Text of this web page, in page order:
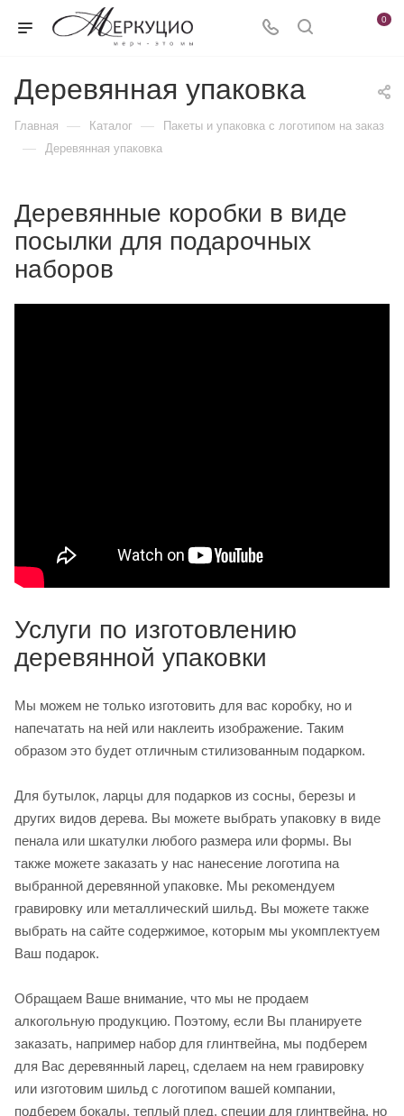
0
Деревянная упаковка
Главная — Каталог — Пакеты и упаковка с логотипом на заказ
— Деревянная упаковка
Деревянные коробки в виде
посылки для подарочных
наборов
Услуги по изготовлению
деревянной упаковки
Мы можем не только изготовить для вас коробку, но и
напечатать на ней или наклеить изображение. Таким
образом это будет отличным стилизованным подарком.
Для бутылок, ларцы для подарков из сосны, березы и
других видов дерева. Вы можете выбрать упаковку в виде
пенала или шкатулки любого размера или формы. Вы
также можете заказать у нас нанесение логотипа на
выбранной деревянной упаковке. Мы рекомендуем
гравировку или металлический шильд. Вы можете также
выбрать на сайте содержимое, которым мы укомплектуем
Ваш подарок.
Обращаем Ваше внимание, что мы не продаем
алкогольную продукцию. Поэтому, если Вы планируете
заказать, например набор для глинтвейна, мы подберем
для Вас деревянный ларец, сделаем на нем гравировку
или изготовим шильд с логотипом вашей компании,
подберем бокалы, теплый плед, специи для глинтвейна, но